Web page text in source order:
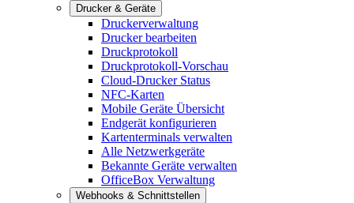
Drucker & Geräte
Druckerverwaltung
Drucker bearbeiten
Druckprotokoll
Druckprotokoll-Vorschau
Cloud-Drucker Status
NFC-Karten
Mobile Geräte Übersicht
Endgerät konfigurieren
Kartenterminals verwalten
Alle Netzwerkgeräte
Bekannte Geräte verwalten
OfficeBox Verwaltung
Webhooks & Schnittstellen